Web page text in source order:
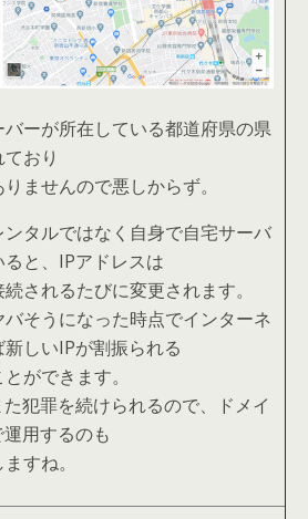
ーが所在している都道府県の県
おり
ませんので悪しからず。
タルではなく自身で自宅サーバ
と、IPアドレスは
されるたびに変更されます。
そうになった時点でインターネ
しいIPが割振られる
ができます。
犯罪を続けられるので、ドメイ
用するのも
すね。